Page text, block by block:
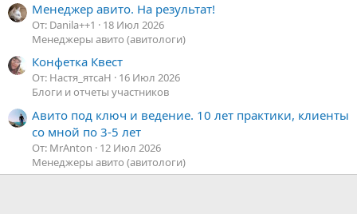
Менеджер авито. На результат!
От: Danila++1
18 Июл 2026
Менеджеры авито (авитологи)
Конфетка Квест
От: Настя_ятсаН
16 Июл 2026
Блоги и отчеты участников
Авито под ключ и ведение. 10 лет практики, клиенты
со мной по 3-5 лет
От: MrAnton
12 Июл 2026
Менеджеры авито (авитологи)